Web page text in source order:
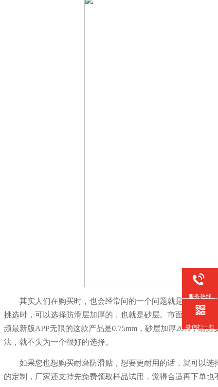
其实人们在购买时，也会经常问的一个问题就是，磨砂
挑选时，可以选择防滑层加厚的，也就是砂层。市面上常见的
频最新版APP无限的这款产品是0.75mm，砂层加厚20%，耐
法，就不失为一个很好的选择。
如果您也想购买耐磨防滑贴，想要更耐用的话，就可以选
的定制，厂家还支持先免费领取样品试用，觉得合适再下单也
服务热线
微信扫一扫